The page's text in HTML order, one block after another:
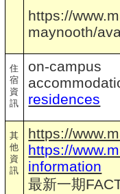
https://
maynooth/
住
宿
資
訊
on-campus
residences
其
他
資
訊
https://
https://
information
最新一期